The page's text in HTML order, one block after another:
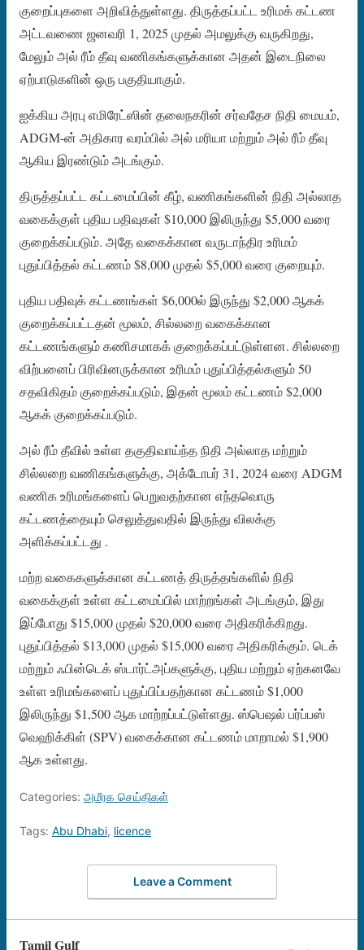
குறைப்புகளை அறிவித்துள்ளது. திருத்தப்பட்ட உரிமக் கட்டண
அட்டவணை ஜனவரி 1, 2025 முதல் அமலுக்கு வருகிறது,
மேலும் அல் ரீம் தீவு வணிகங்களுக்கான அதன் இடைநிலை
ஏற்பாடுகளின் ஒரு பகுதியாகும்.
ஐக்கிய அரபு எமிரேட்ஸின் தலைநகரின் சர்வதேச நிதி மையம்,
ADGM-ன் அதிகார வரம்பில் அல் மரியா மற்றும் அல் ரீம் தீவு
ஆகிய இரண்டும் அடங்கும்.
திருத்தப்பட்ட கட்டமைப்பின் கீழ், வணிகங்களின் நிதி அல்லாத
வகைக்குள் புதிய பதிவுகள் $10,000 இலிருந்து $5,000 வரை
குறைக்கப்படும். அதே வகைக்கான வருடாந்திர உரிமம்
புதுப்பித்தல் கட்டணம் $8,000 முதல் $5,000 வரை குறையும்.
புதிய பதிவுக் கட்டணங்கள் $6,000ல் இருந்து $2,000 ஆகக்
குறைக்கப்பட்டதன் மூலம், சில்லறை வகைக்கான
கட்டணங்களும் கணிசமாகக் குறைக்கப்பட்டுள்ளன. சில்லறை
விற்பனைப் பிரிவினருக்கான உரிமம் புதுப்பித்தல்களும் 50
சதவிகிதம் குறைக்கப்படும், இதன் மூலம் கட்டணம் $2,000
ஆகக் குறைக்கப்படும்.
அல் ரீம் தீவில் உள்ள தகுதிவாய்ந்த நிதி அல்லாத மற்றும்
சில்லறை வணிகங்களுக்கு, அக்டோபர் 31, 2024 வரை ADGM
வணிக உரிமங்களைப் பெறுவதற்கான எந்தவொரு
கட்டணத்தையும் செலுத்துவதில் இருந்து விலக்கு
அளிக்கப்பட்டது .
மற்ற வகைகளுக்கான கட்டணத் திருத்தங்களில் நிதி
வகைக்குள் உள்ள கட்டமைப்பில் மாற்றங்கள் அடங்கும், இது
இப்போது $15,000 முதல் $20,000 வரை அதிகரிக்கிறது.
புதுப்பித்தல் $13,000 முதல் $15,000 வரை அதிகரிக்கும். டெக்
மற்றும் ஃபின்டெக் ஸ்டார்ட்அப்களுக்கு, புதிய மற்றும் ஏற்கனவே
உள்ள உரிமங்களைப் புதுப்பிப்பதற்கான கட்டணம் $1,000
இலிருந்து $1,500 ஆக மாற்றப்பட்டுள்ளது. ஸ்பெஷல் பர்ப்பஸ்
வெஹிக்கிள் (SPV) வகைக்கான கட்டணம் மாறாமல் $1,900
ஆக உள்ளது.
Categories: அமீரக செய்திகள்
Tags: Abu Dhabi, licence
Leave a Comment
Tamil Gulf